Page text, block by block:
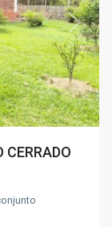
Next
CERRADO